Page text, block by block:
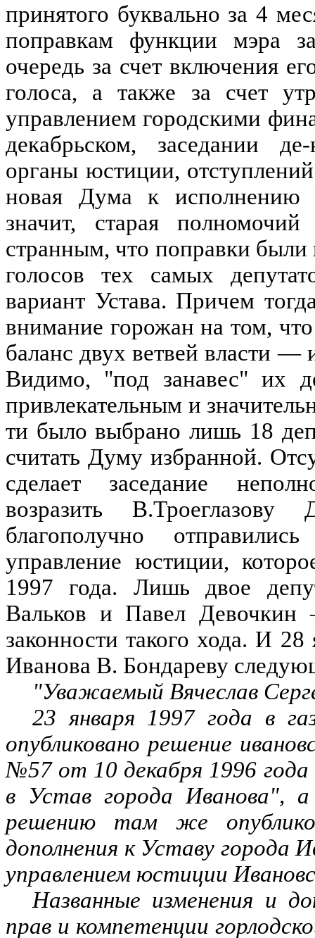
принятого буквально за 4
поправкам функции мэра
очередь за счет включения
голоса, а также за счет
управлением городскими
декабрьском, заседании
органы юстиции,
новая Дума к исполнению
значит, старая
странным, что поправки
голосов тех самых
вариант Устава. Причем
внимание горожан на том,
баланс двух ветвей власти —
Видимо, "под занавес" их
привлекательным и
ти было выбрано лишь 18
считать Думу избранной.
сделает заседание
возразить
благополучно
управление юстиции,
1997 года. Лишь двое
Вальков и Павел
законности такого хода. И
Иванова В. Бондареву
"Уважаемый Вячеслав
23 января 1997 года в
опубликовано решение
№57 от 10 декабря 1996 года
в Устав города
решению там же
дополнения к Уставу города
управлением юстиции
Названные изменения и
прав и компетенции